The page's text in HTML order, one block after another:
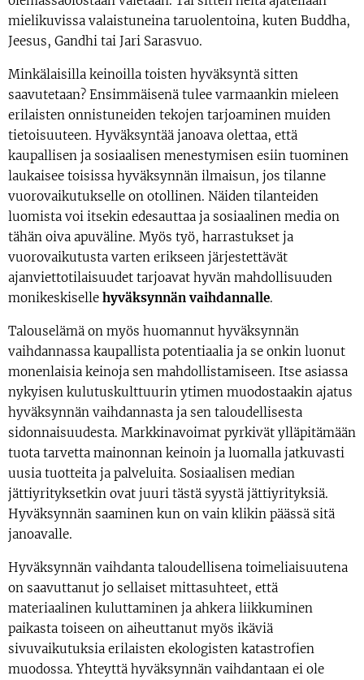
mielikuvissa valaistuneina taruolentoina, kuten Buddha,
Jeesus, Gandhi tai Jari Sarasvuo.
Minkälaisilla keinoilla toisten hyväksyntä sitten
saavutetaan? Ensimmäisenä tulee varmaankin mieleen
erilaisten onnistuneiden tekojen tarjoaminen muiden
tietoisuuteen. Hyväksyntää janoava olettaa, että
kaupallisen ja sosiaalisen menestymisen esiin tuominen
laukaisee toisissa hyväksynnän ilmaisun, jos tilanne
vuorovaikutukselle on otollinen. Näiden tilanteiden
luomista voi itsekin edesauttaa ja sosiaalinen media on
tähän oiva apuväline. Myös työ, harrastukset ja
vuorovaikutusta varten erikseen järjestettävät
ajanviettotilaisuudet tarjoavat hyvän mahdollisuuden
monikeskiselle hyväksynnän vaihdannalle.
Talouselämä on myös huomannut hyväksynnän
vaihdannassa kaupallista potentiaalia ja se onkin luonut
monenlaisia keinoja sen mahdollistamiseen. Itse asiassa
nykyisen kulutuskulttuurin ytimen muodostaakin ajatus
hyväksynnän vaihdannasta ja sen taloudellisesta
sidonnaisuudesta. Markkinavoimat pyrkivät ylläpitämään
tuota tarvetta mainonnan keinoin ja luomalla jatkuvasti
uusia tuotteita ja palveluita. Sosiaalisen median
jättiyrityksetkin ovat juuri tästä syystä jättiyrityksiä.
Hyväksynnän saaminen kun on vain klikin päässä sitä
janoavalle.
Hyväksynnän vaihdanta taloudellisena toimeliaisuutena
on saavuttanut jo sellaiset mittasuhteet, että
materiaalinen kuluttaminen ja ahkera liikkuminen
paikasta toiseen on aiheuttanut myös ikäviä
sivuvaikutuksia erilaisten ekologisten katastrofien
muodossa. Yhteyttä hyväksynnän vaihdantaan ei ole